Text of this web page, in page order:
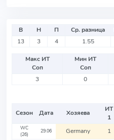
В Н П Ср. разница
13
3 4 1.55
Макс ИТ
Соп
Мин ИТ
Соп
3
0
Сезон Дата Хозяева
ИТ
1
WC
(26)
29.06 Germany 1